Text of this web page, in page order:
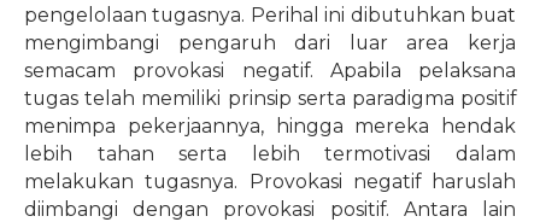
pengelolaan tugasnya. Perihal ini dibutuhkan buat
mengimbangi pengaruh dari luar area kerja
semacam provokasi negatif. Apabila pelaksana
tugas telah memiliki prinsip serta paradigma positif
menimpa pekerjaannya, hingga mereka hendak
lebih tahan serta lebih termotivasi dalam
melakukan tugasnya. Provokasi negatif haruslah
diimbangi dengan provokasi positif. Antara lain